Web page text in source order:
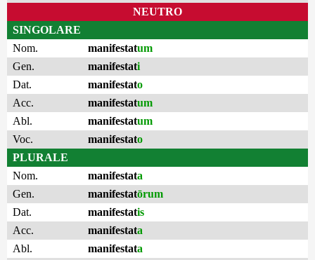
NEUTRO
SINGOLARE
Nom.
manifestatum
Gen.
manifestati
Dat.
manifestato
Acc.
manifestatum
Abl.
manifestatum
Voc.
manifestato
PLURALE
Nom.
manifestata
Gen.
manifestatōrum
Dat.
manifestatis
Acc.
manifestata
Abl.
manifestata